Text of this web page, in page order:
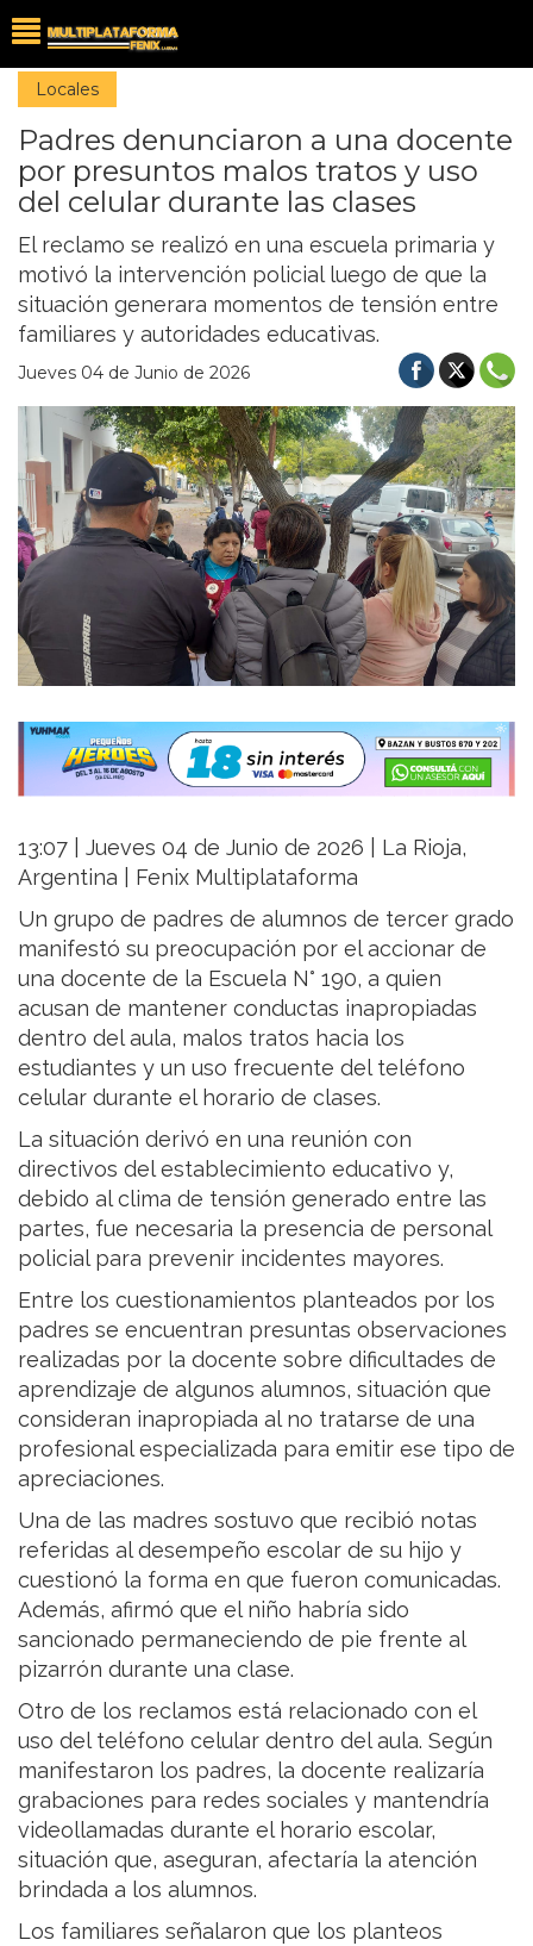
Locales
Padres denunciaron a una docente
por presuntos malos tratos y uso
del celular durante las clases
El reclamo se realizó en una escuela primaria y
motivó la intervención policial luego de que la
situación generara momentos de tensión entre
familiares y autoridades educativas.
Jueves 04 de Junio de 2026
13:07 | Jueves 04 de Junio de 2026 | La Rioja,
Argentina | Fenix Multiplataforma
Un grupo de padres de alumnos de tercer grado
manifestó su preocupación por el accionar de
una docente de la Escuela N° 190, a quien
acusan de mantener conductas inapropiadas
dentro del aula, malos tratos hacia los
estudiantes y un uso frecuente del teléfono
celular durante el horario de clases.
La situación derivó en una reunión con
directivos del establecimiento educativo y,
debido al clima de tensión generado entre las
partes, fue necesaria la presencia de personal
policial para prevenir incidentes mayores.
Entre los cuestionamientos planteados por los
padres se encuentran presuntas observaciones
realizadas por la docente sobre dificultades de
aprendizaje de algunos alumnos, situación que
consideran inapropiada al no tratarse de una
profesional especializada para emitir ese tipo de
apreciaciones.
Una de las madres sostuvo que recibió notas
referidas al desempeño escolar de su hijo y
cuestionó la forma en que fueron comunicadas.
Además, afirmó que el niño habría sido
sancionado permaneciendo de pie frente al
pizarrón durante una clase.
Otro de los reclamos está relacionado con el
uso del teléfono celular dentro del aula. Según
manifestaron los padres, la docente realizaría
grabaciones para redes sociales y mantendría
videollamadas durante el horario escolar,
situación que, aseguran, afectaría la atención
brindada a los alumnos.
Los familiares señalaron que los planteos